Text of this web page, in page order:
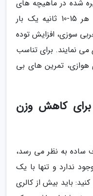
شده در ماهیچه های
شما استفاده می نمایند و معمولا هر 15-10 ثانیه یک بار
سوزی، افزایش توده
نمایند. برای تناسب
هوازی، تمرین های بی
کاهش وزن
ساده به نظر می رسد،
ندارد و تنها با یک
باید بیش از کالری